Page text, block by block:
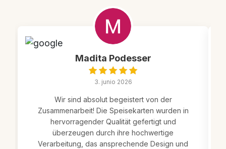
Madita Podesser
3. junio 2026
Wir sind absolut begeistert von der
Zusammenarbeit! Die Speisekarten wurden in
hervorragender Qualität gefertigt und
überzeugen durch ihre hochwertige
Verarbeitung, das ansprechende Design und